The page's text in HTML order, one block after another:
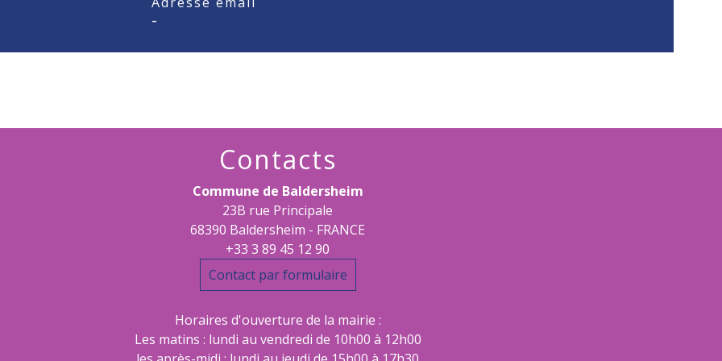
-
Contacts
Commune de Baldersheim
23B rue Principale
68390 Baldersheim - FRANCE
+33 3 89 45 12 90
Contact par formulaire
Horaires d'ouverture de la mairie :
Les matins : lundi au vendredi de 10h00 à 12h00